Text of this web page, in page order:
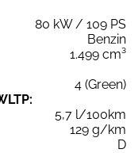
80 kW / 109 PS
Benzin
1.499 cm³
4 (Green)
5,7 l/100km
129 g/km
D